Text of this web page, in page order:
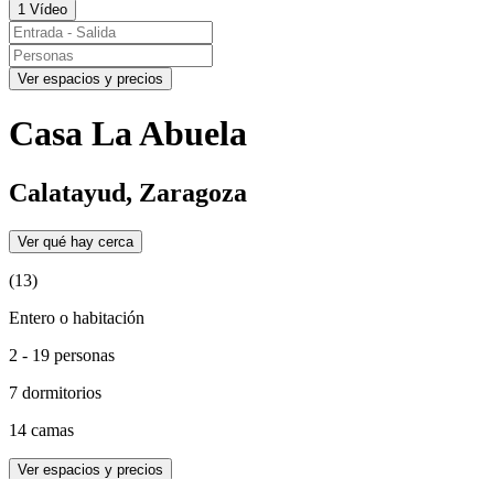
1 Vídeo
Ver espacios y precios
Casa La Abuela
Calatayud, Zaragoza
Ver qué hay cerca
(13)
Entero o habitación
2 - 19 personas
7 dormitorios
14 camas
Ver espacios y precios